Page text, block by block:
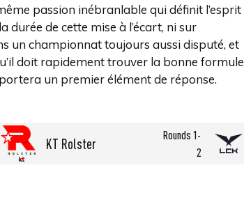
passion inébranlable qui définit l’esprit
durée de cette mise à l’écart, ni sur
un championnat toujours aussi disputé, et
doit rapidement trouver la bonne formule
un premier élément de réponse.
KT Rolster
Rounds 1-
2